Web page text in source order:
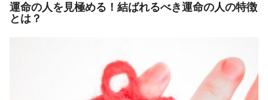
運命の人を見極める！結ばれるべき運命の人の特徴
とは？